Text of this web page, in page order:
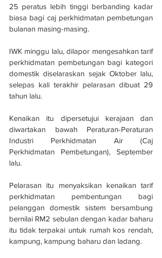
25 peratus lebih tinggi berbanding kadar
biasa bagi caj perkhidmatan pembetungan
bulanan masing-masing.
IWK minggu lalu, dilapor mengesahkan tarif
perkhidmatan pembetungan bagi kategori
domestik diselaraskan sejak Oktober lalu,
selepas kali terakhir pelarasan dibuat 29
tahun lalu.
Kenaikan itu dipersetujui kerajaan dan
diwartakan bawah Peraturan-Peraturan
Industri Perkhidmatan Air (Caj
Perkhidmatan Pembetungan), September
lalu.
Pelarasan itu menyaksikan kenaikan tarif
perkhidmatan pembentungan bagi
pelanggan domestik sistem bersambung
bernilai RM2 sebulan dengan kadar baharu
itu tidak terpakai untuk rumah kos rendah,
kampung, kampung baharu dan ladang.